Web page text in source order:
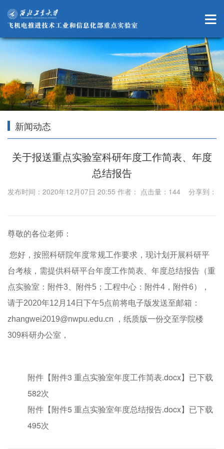
新闻动态
关于报送重点实验室科研年度工作简表、年度
总结报告
发布时间：2020年12月07日 20:55 作者： 点击量： 144 分享到：
尊敬的各位老师：
您好， 按照科研院年度常规工作要求，现计划开展科研平
台考核，需提供科研平台年度工作简表、年度总结报告（重
点实验室：附件3、附件5；工程中心：附件4，附件6），
请于2020年12月14日下午5点前将电子版发送至邮箱：
zhangwei2019@nwpu.edu.cn ，纸质版一份交至学院楼
309科研办公室，
附件【附件3 重点实验室年度工作简表.docx】已下载
582次
附件【附件5 重点实验室年度总结报告.docx】已下载
495次